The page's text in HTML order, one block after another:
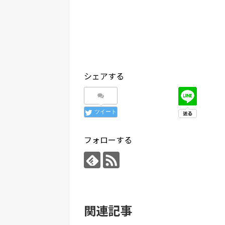
シェアする
ツイート
フォローする
関連記事